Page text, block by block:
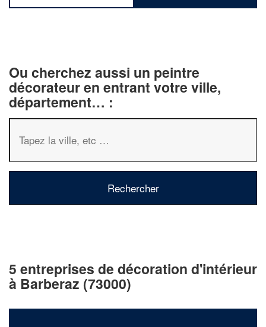
Ou cherchez aussi un peintre
décorateur en entrant votre ville,
département… :
5 entreprises de décoration d'intérieur
à Barberaz (73000)